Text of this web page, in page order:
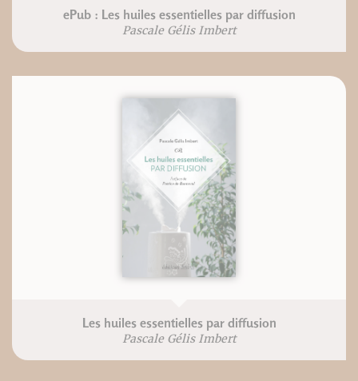
ePub : Les huiles essentielles par diffusion
Pascale Gélis Imbert
Les huiles essentielles par diffusion
Pascale Gélis Imbert